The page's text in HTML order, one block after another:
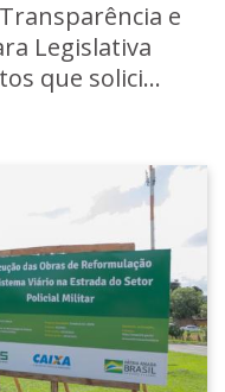
e
Legislativa
que solici...